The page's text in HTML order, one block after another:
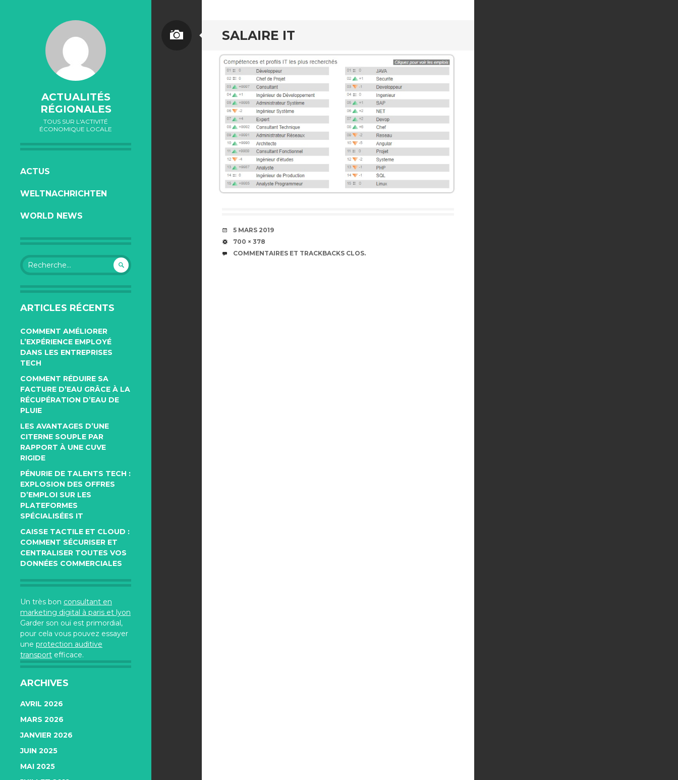
ACTUALITÉS
RÉGIONALES
TOUS SUR L'ACTIVITÉ
ÉCONOMIQUE LOCALE
ALLER
CONTENU
ACTUS
WELTNACHRICHTEN
WORLD NEWS
Rechercher :
ARTICLES RÉCENTS
COMMENT AMÉLIORER
L’EXPÉRIENCE EMPLOYÉ
DANS LES ENTREPRISES
TECH
COMMENT RÉDUIRE SA
FACTURE D’EAU GRÂCE À LA
RÉCUPÉRATION D’EAU DE
PLUIE
LES AVANTAGES D’UNE
CITERNE SOUPLE PAR
RAPPORT À UNE CUVE
RIGIDE
PÉNURIE DE TALENTS TECH :
EXPLOSION DES OFFRES
D’EMPLOI SUR LES
PLATEFORMES
SPÉCIALISÉES IT
CAISSE TACTILE ET CLOUD :
COMMENT SÉCURISER ET
CENTRALISER TOUTES VOS
DONNÉES COMMERCIALES
Un très bon consultant en
marketing digital à paris et lyon
Garder son ouï est primordial,
pour cela vous pouvez essayer
une protection auditive
transport efficace.
ARCHIVES
AVRIL 2026
MARS 2026
JANVIER 2026
JUIN 2025
MAI 2025
SALAIRE IT
DATE
5 MARS 2019
TAILLE
700 × 378
COMMENTAIRES ET TRACKBACKS CLOS.